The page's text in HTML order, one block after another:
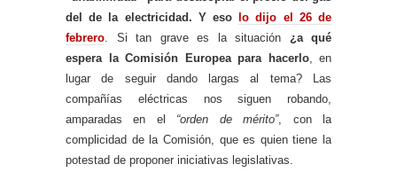
del de la electricidad. Y eso
lo dijo el 26 de
febrero. Si tan grave es la situación ¿a qué
espera la Comisión Europea para hacerlo, en
lugar de seguir dando largas al tema? Las
compañías eléctricas nos siguen robando,
amparadas en el “orden de mérito”, con la
complicidad de la Comisión, que es quien tiene la
potestad de proponer iniciativas legislativas.